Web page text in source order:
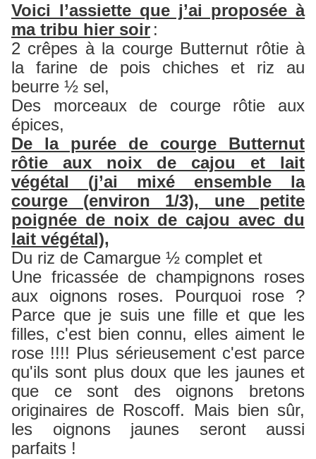
Voici l’assiette que j’ai proposée à
ma tribu hier soir :
2 crêpes à la courge Butternut rôtie à
la farine de pois chiches et riz au
beurre ½ sel,
Des morceaux de courge rôtie aux
épices,
De la purée de courge Butternut
rôtie aux noix de cajou et lait
végétal (j’ai mixé ensemble la
courge (environ 1/3), une petite
poignée de noix de cajou avec du
lait végétal),
Du riz de Camargue ½ complet et
Une fricassée de champignons roses
aux oignons roses. Pourquoi rose ?
Parce que je suis une fille et que les
filles, c'est bien connu, elles aiment le
rose !!!! Plus sérieusement c'est parce
qu'ils sont plus doux que les jaunes et
que ce sont des oignons bretons
originaires de Roscoff. Mais bien sûr,
les oignons jaunes seront aussi
parfaits !